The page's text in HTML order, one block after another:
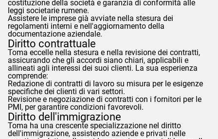
costituzione della società e garanzia di conformità alle
leggi societarie rumene.
Assistere le imprese già avviate nella stesura dei
regolamenti interni e nell'aggiornamento della
documentazione aziendale.
Diritto contrattuale
Toma eccelle nella stesura e nella revisione dei contratti,
assicurando che gli accordi siano chiari, applicabili e
allineati agli interessi dei suoi clienti. La sua esperienza
comprende:
Redazione di contratti di lavoro su misura per le esigenze
specifiche dei clienti di vari settori.
Revisione e negoziazione di contratti con i fornitori per le
PMI, per garantire condizioni favorevoli.
Diritto dell'immigrazione
Toma ha una crescente specializzazione nel diritto
dell'immigrazione, assistendo aziende e privati nelle